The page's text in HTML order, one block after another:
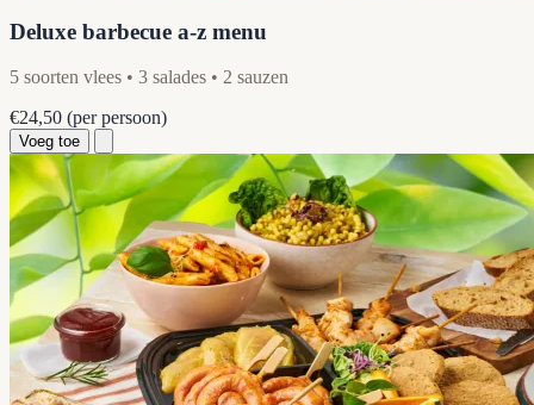
Deluxe barbecue a-z menu
5 soorten vlees • 3 salades • 2 sauzen
€24,50 (per persoon)
Voeg toe